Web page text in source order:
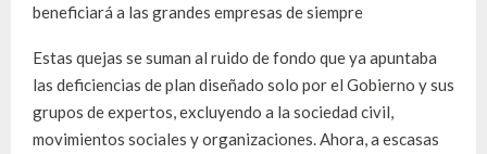
beneficiará a las grandes empresas de siempre
Estas quejas se suman al ruido de fondo que ya apuntaba
las deficiencias de plan diseñado solo por el Gobierno y sus
grupos de expertos, excluyendo a la sociedad civil,
movimientos sociales y organizaciones. Ahora, a escasas